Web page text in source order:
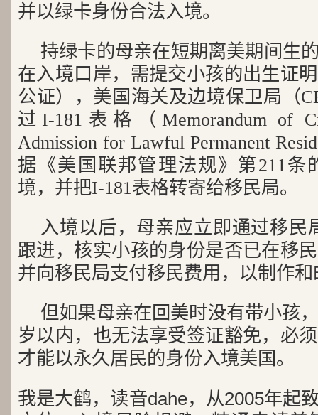
并以绿卡身份合法入境。
持绿卡的母亲在短期离美期间生
在入境口岸，需提交小孩的出生证
公证），美国海关及边境保卫局（
过I-181表格（Memorandum of
Admission for Lawful Permanent
据《美国联邦管理法规》第211条
境，并把I-181表格转寄给移民局。
入境以后，母亲应立即通过移民
跟进，核实小孩的身份是否已在移
并向移民局支付移民费用，以制作
但如果母亲在回美时没有带小孩
岁以内，也无法享受签证豁免，必
才能以永久居民的身份入境美国。
我是大鹤，读音dahe，从2005年起